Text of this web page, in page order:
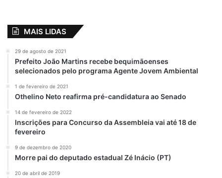
MAIS LIDAS
29 de agosto de 2021
Prefeito João Martins recebe bequimãoenses
selecionados pelo programa Agente Jovem Ambiental
1 de fevereiro de 2021
Othelino Neto reafirma pré-candidatura ao Senado
14 de fevereiro de 2022
Inscrições para Concurso da Assembleia vai até 18 de
fevereiro
9 de dezembro de 2020
Morre pai do deputado estadual Zé Inácio (PT)
20 de abril de 2019